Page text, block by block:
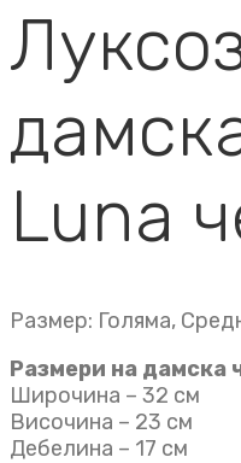
Luna
Размер: Голяма,
Размери на дамска
Широчина – 32 см
Височина – 23 см
Дебелина – 17 см